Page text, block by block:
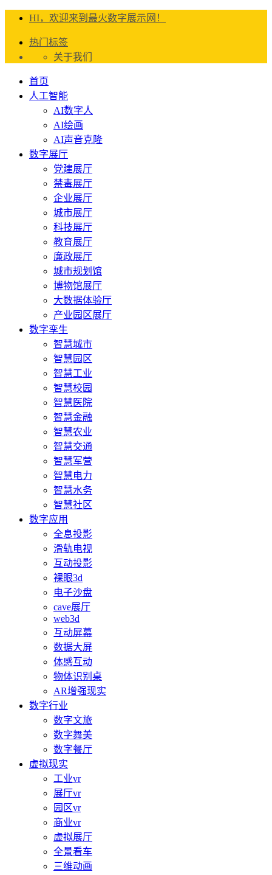
HI，欢迎来到最火数字展示网！
热门标签
关于我们
首页
人工智能
AI数字人
AI绘画
AI声音克隆
数字展厅
党建展厅
禁毒展厅
企业展厅
城市展厅
科技展厅
教育展厅
廉政展厅
城市规划馆
博物馆展厅
大数据体验厅
产业园区展厅
数字孪生
智慧城市
智慧园区
智慧工业
智慧校园
智慧医院
智慧金融
智慧农业
智慧交通
智慧军营
智慧电力
智慧水务
智慧社区
数字应用
全息投影
滑轨电视
互动投影
裸眼3d
电子沙盘
cave展厅
web3d
互动屏幕
数据大屏
体感互动
物体识别桌
AR增强现实
数字行业
数字文旅
数字舞美
数字餐厅
虚拟现实
工业vr
展厅vr
园区vr
商业vr
虚拟展厅
全景看车
三维动画